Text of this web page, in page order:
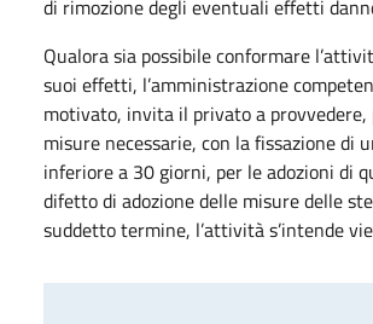
di rimozione degli eventuali effetti
Qualora sia possibile conformare
suoi effetti, l’amministrazione
motivato, invita il privato a provvedere,
misure necessarie, con la fissazione di
inferiore a 30 giorni, per le adozioni di
difetto di adozione delle misure delle
suddetto termine, l’a​ttività​ s’intende